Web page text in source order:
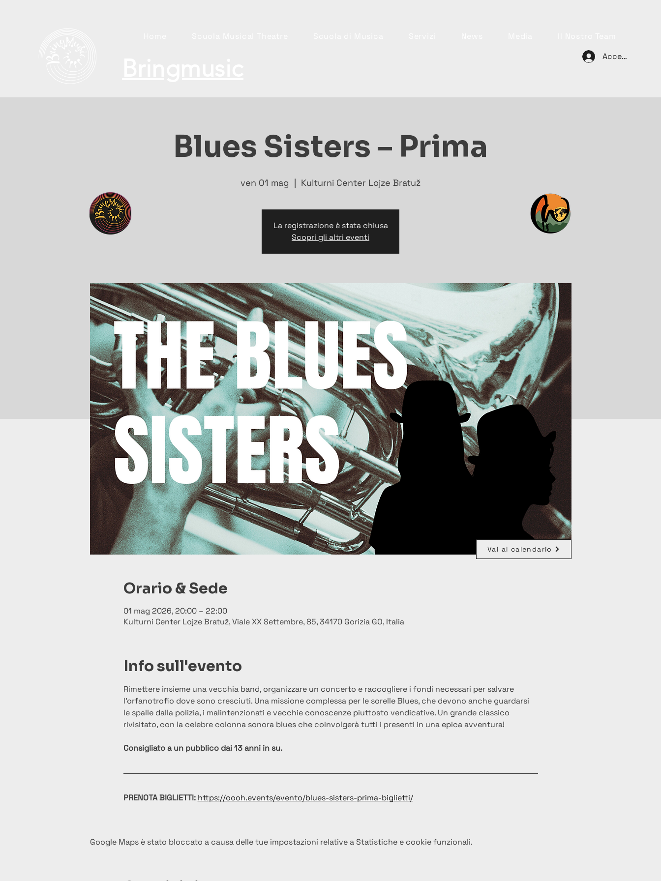
Accedi
Blues Sisters – Prima
ven 01 mag
  |
Kulturni Center Lojze Bratuž
La registrazione è stata chiusa
Scopri gli altri eventi
Orario & Sede
01 mag 2026, 20:00 – 22:00
Kulturni Center Lojze Bratuž, Viale XX Settembre, 85, 34170 Gorizia GO, Italia
Info sull'evento
Rimettere insieme una vecchia band, organizzare un concerto e raccogliere i fondi necessari per salvare
l’orfanotrofio dove sono cresciuti. Una missione complessa per le sorelle Blues, che devono anche guardarsi
le spalle dalla polizia, i malintenzionati e vecchie conoscenze piuttosto vendicative. Un grande classico
rivisitato, con la celebre colonna sonora blues che coinvolgerà tutti i presenti in una epica avventura!
Consigliato a un pubblico dai 13 anni in su.
PRENOTA BIGLIETTI: https://oooh.events/evento/blues-sisters-prima-biglietti/
Google Maps è stato bloccato a causa delle tue impostazioni relative a Statistiche e cookie funzionali.
Vai al calendario